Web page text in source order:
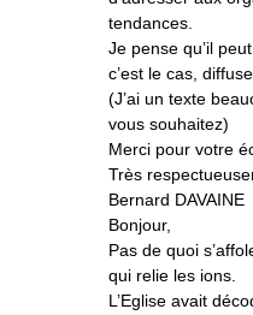
tendances.
Je pense qu’il
c’est le cas,
(J’ai un texte
vous souhaitez)
Merci pour votre
Très
Bernard DAVAINE
Bonjour,
Pas de quoi
qui relie les ions.
L’Eglise avait